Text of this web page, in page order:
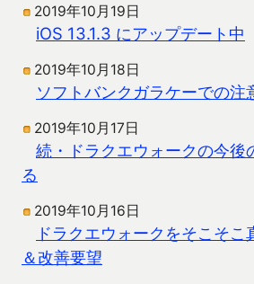
2019年10月19日
iOS 13.1.3 にアップデート中
2019年10月18日
ソフトバンクガラケーでの注
2019年10月17日
続・ドラクエウォークの今後
る
2019年10月16日
ドラクエウォークをそこそこ
＆改善要望